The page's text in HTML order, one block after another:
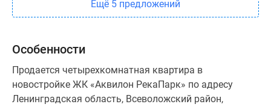
Ещё 5 предложений
Особенности
Продается четырехкомнатная квартира в
новостройке ЖК «Аквилон РекаПарк» по адресу
Ленинградская область, Всеволожский район,